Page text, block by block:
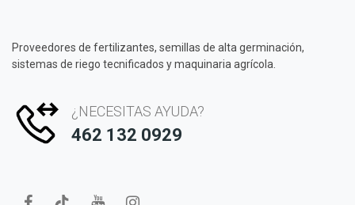
Proveedores de fertilizantes, semillas de alta germinación,
sistemas de riego tecnificados y maquinaria agrícola.
¿NECESITAS AYUDA?
462 132 0929